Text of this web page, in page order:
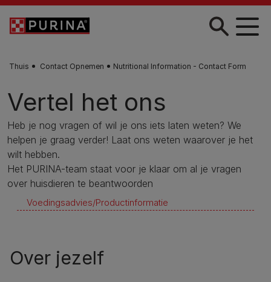
Skip to main content
Thuis Contact Opnemen Nutritional Information - Contact Form
Vertel het ons
Heb je nog vragen of wil je ons iets laten weten? We
helpen je graag verder! Laat ons weten waarover je het
wilt hebben.
Het PURINA-team staat voor je klaar om al je vragen
over huisdieren te beantwoorden
Voedingsadvies/Productinformatie​
Over jezelf